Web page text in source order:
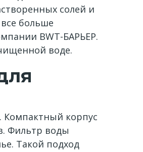
солей и
больше
BWT-БАРЬЕР.
воде.
Компактный корпус
Фильтр воды
Такой подход